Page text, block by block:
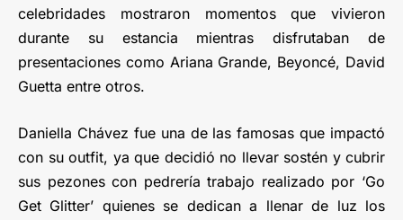
celebridades mostraron momentos que vivieron
durante su estancia mientras disfrutaban de
presentaciones como Ariana Grande, Beyoncé, David
Guetta entre otros.
Daniella Chávez fue una de las famosas que impactó
con su outfit, ya que decidió no llevar sostén y cubrir
sus pezones con pedrería trabajo realizado por ‘Go
Get Glitter’ quienes se dedican a llenar de luz los